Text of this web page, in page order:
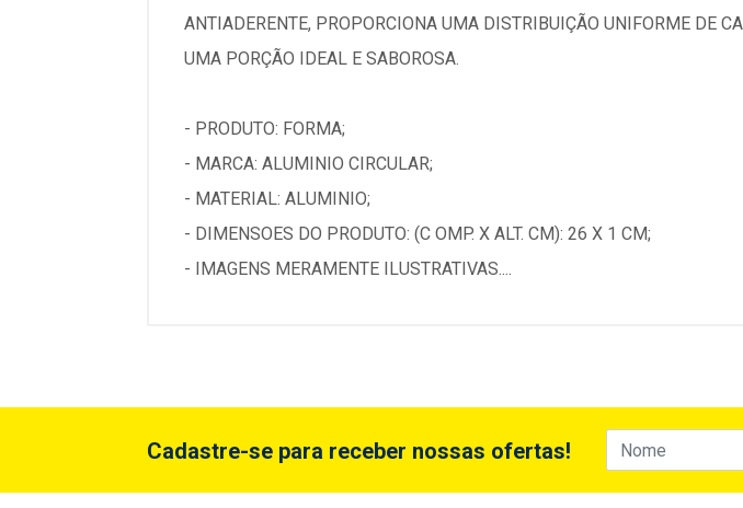
ANTIADERENTE, PROPORCIONA UMA DISTRIBUIÇÃO UNIFORME DE
UMA PORÇÃO IDEAL E SABOROSA.
- PRODUTO: FORMA;
- MARCA: ALUMINIO CIRCULAR;
- MATERIAL: ALUMINIO;
- DIMENSOES DO PRODUTO: (C OMP. X ALT. CM): 26 X 1 CM;
- IMAGENS MERAMENTE ILUSTRATIVAS....
Cadastre-se para receber nossas ofertas!